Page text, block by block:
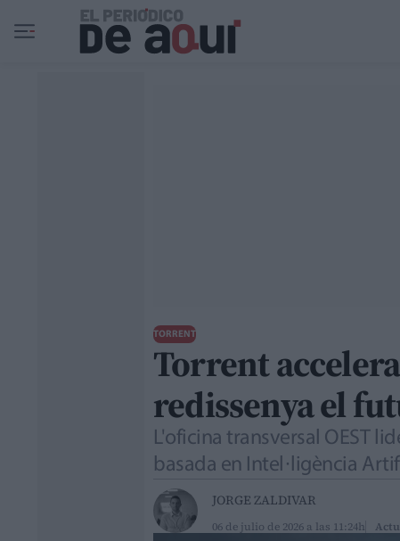
Ir al contenido principal
TORRENT
Torrent
redissenya el
L'oficina transversal OEST
basada en Intel·ligència
JORGE ZALDIVAR
06 de julio de 2026 a las 11:24h